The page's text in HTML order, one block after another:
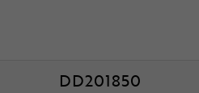
DD201850